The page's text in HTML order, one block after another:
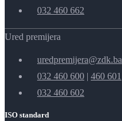
032 460 662
Ured premijera
uredpremijera@zdk.ba
032 460 600 | 460 601
032 460 602
ISO standard